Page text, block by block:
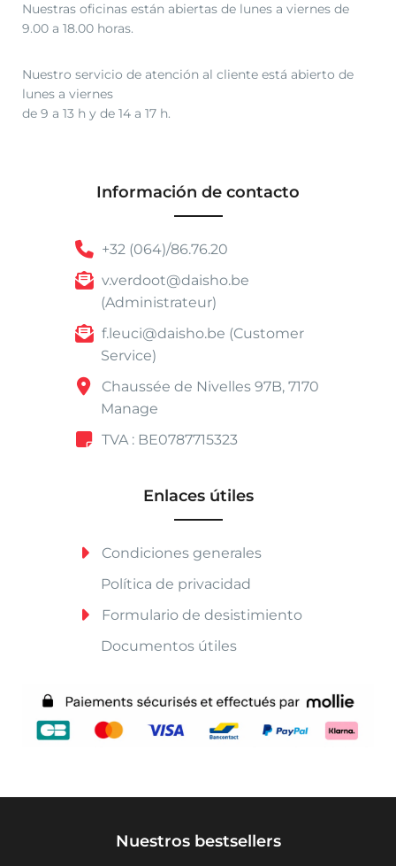
Nuestras oficinas están abiertas de lunes a viernes de
9.00 a 18.00 horas.
Nuestro servicio de atención al cliente está abierto de
lunes a viernes
de 9 a 13 h y de 14 a 17 h.
Información de contacto
+32 (064)/86.76.20
v.verdoot@daisho.be
(Administrateur)
f.leuci@daisho.be (Customer
Service)
Chaussée de Nivelles 97B, 7170
Manage
TVA : BE0787715323
Enlaces útiles
Condiciones generales
Política de privacidad
Formulario de desistimiento
Documentos útiles
Nuestros bestsellers